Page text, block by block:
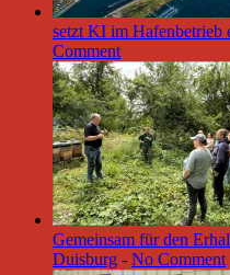
setzt KI im Hafenbetrieb
Comment
Gemeinsam für den
Duisburg - No Comment